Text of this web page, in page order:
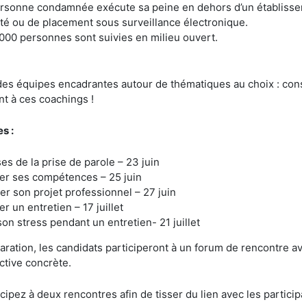
condamnée exécute sa peine en dehors d’un
ou de placement sous surveillance électronique.
personnes sont suivies en milieu ouvert.
équipes encadrantes autour de thématiques au choix :
à ces coachings !
:
de la prise de parole – 23 juin
ses compétences – 25 juin
son projet professionnel – 27 juin
un entretien – 17 juillet
stress pendant un entretien- 21 juillet
les candidats participeront à un forum de rencontre
concrète.
à deux rencontres afin de tisser du lien avec les